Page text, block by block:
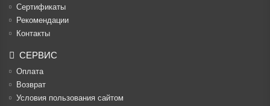
Cертификаты
Рекомендации
Контакты
СЕРВИС
Оплата
Возврат
Условия пользования сайтом